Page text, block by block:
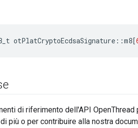
otPlatCryptoEcdsaSignature ::m8[
di riferimento dell'API
più o per contribuire alla nostra